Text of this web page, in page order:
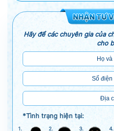
Hãy để các chuyên gia của
cho
*Tình trạng hiện tại:
1. 2. 3. 4.